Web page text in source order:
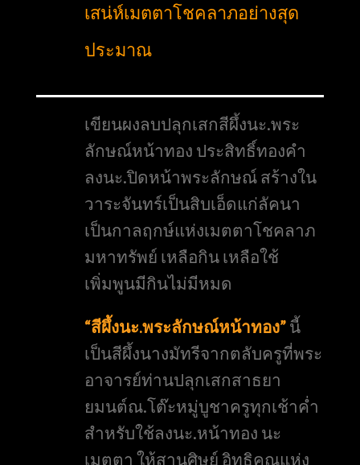
เสน่ห์เมตตาโชคลาภอย่างสุด
ประมาณ
เขียนผงลบปลุกเสกสีผึ้งนะ.พระ
ลักษณ์หน้าทอง ประสิทธิ์ทองคำ
ลงนะ.ปิดหน้าพระลักษณ์ สร้างใน
วาระจันทร์เป็นสิบเอ็ดแก่ลัคนา
เป็นกาลฤกษ์แห่งเมตตาโชคลาภ
มหาทรัพย์ เหลือกิน เหลือใช้
เพิ่มพูนมีกินไม่มีหมด
“สีผึ้งนะ.พระลักษณ์หน้าทอง” นี้
เป็นสีผึ้งนางมัทรีจากตลับครูที่พระ
อาจารย์ท่านปลุกเสกสาธยา
ยมนต์ณ.โต๊ะหมู่บูชาครูทุกเช้าค่ำ
สำหรับใช้ลงนะ.หน้าทอง นะ
เมตตา ให้สานุศิษย์ อิทธิคุณแห่ง